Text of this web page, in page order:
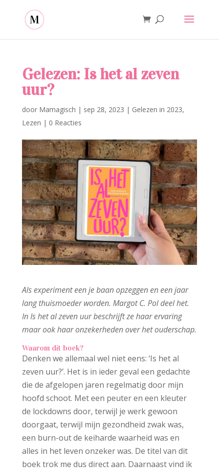
Gelezen: Is het al zeven
uur?
door Mamagisch | sep 28, 2023 | Gelezen in 2023,
Lezen | 0 Reacties
Als experiment een je baan opzeggen en een jaar
lang thuismoeder worden. Margot C. Pol deel het.
In Is het al zeven uur beschrijft ze haar ervaring
maar ook haar onzekerheden over het ouderschap.
Waarom dit boek?
Denken we allemaal wel niet eens: ‘Is het al
zeven uur?’. Het is in ieder geval een gedachte
die de afgelopen jaren regelmatig door mijn
hoofd schoot. Met een peuter en een kleuter
de lockdowns door, terwijl je werk gewoon
doorgaat, terwijl mijn gezondheid zwak was,
een burn-out de keiharde waarheid was en
alles in het leven onzeker was. De titel van dit
boek trok me dus direct aan. Daarnaast vind ik